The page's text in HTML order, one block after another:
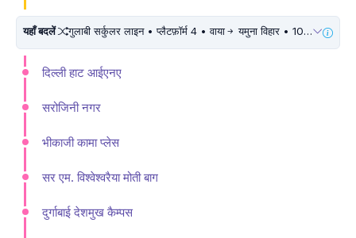
यहाँ बदलें गुलाबी सर्कुलर लाइन • प्लैटफ़ॉर्म 4 • वाया यमुना विहार • 10 मिनट चलें
दिल्ली हाट आईएनए
सरोजिनी नगर
भीकाजी कामा प्लेस
सर एम. विश्वेश्वरैया मोती बाग
दुर्गाबाई देशमुख कैम्पस